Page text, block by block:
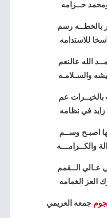
حــزامه
بالخطــه رسم
للاستدامه
الله عالنعم
والسـلامـه
عم
في نظامه
اصبـح وســم
والكــرامـــه
عـالي الــقمم
العز الغمامه
جمعه العريمي